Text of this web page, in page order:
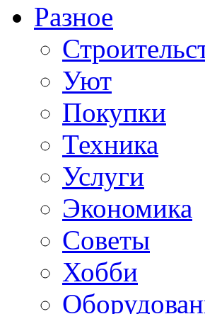
Разное
Уют
Покупки
Техника
Услуги
Экономика
Советы
Хобби